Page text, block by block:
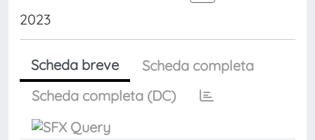
2023
Scheda breve
Scheda completa
Scheda completa (DC)